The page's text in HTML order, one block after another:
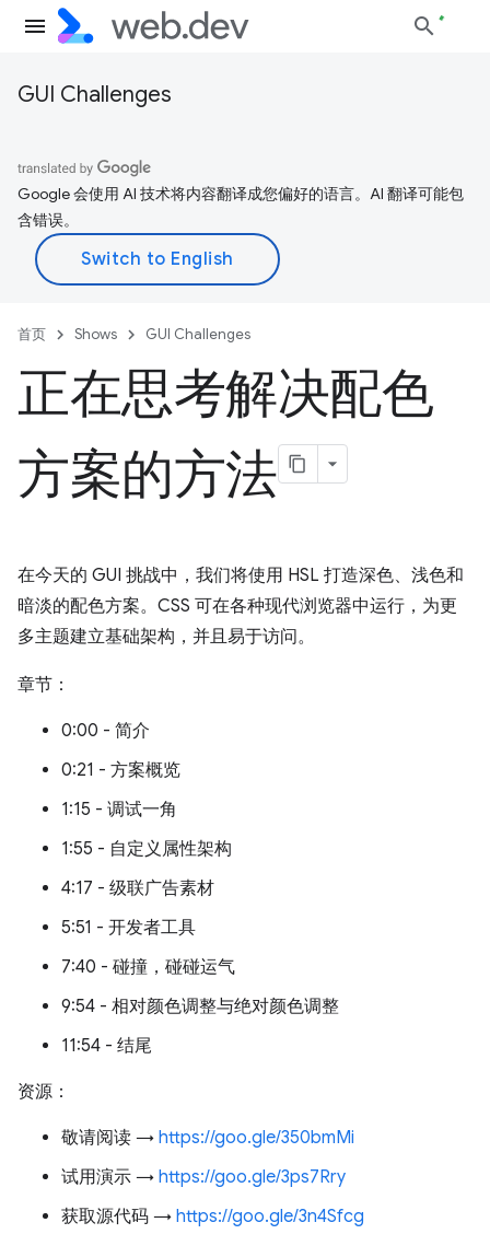
GUI Challenges
Google 会使用 AI 技术将内容翻译成您偏好的语言。AI 翻译可能包
含错误。
首页 Shows GUI Challenges
正在思考解决配色
方案的方法
在今天的 GUI 挑战中，我们将使用 HSL 打造深色、浅色和
暗淡的配色方案。CSS 可在各种现代浏览器中运行，为更
多主题建立基础架构，并且易于访问。
章节：
0:00 - 简介
0:21 - 方案概览
1:15 - 调试一角
1:55 - 自定义属性架构
4:17 - 级联广告素材
5:51 - 开发者工具
7:40 - 碰撞，碰碰运气
9:54 - 相对颜色调整与绝对颜色调整
11:54 - 结尾
资源：
敬请阅读 → https://goo.gle/350bmMi
试用演示 → https://goo.gle/3ps7Rry
获取源代码 → https://goo.gle/3n4Sfcg